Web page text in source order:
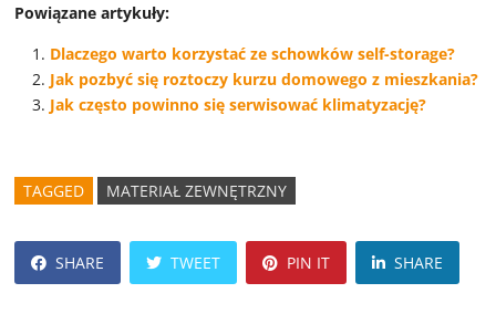
Powiązane artykuły:
Dlaczego warto korzystać ze schowków self-storage?
Jak pozbyć się roztoczy kurzu domowego z mieszkania?
Jak często powinno się serwisować klimatyzację?
TAGGED MATERIAŁ ZEWNĘTRZNY
SHARE TWEET PIN IT SHARE